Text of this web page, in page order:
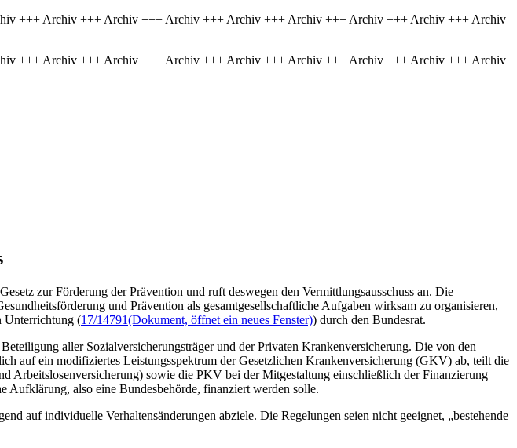
+++ Archiv +++ Archiv +++ Archiv +++ Archiv +++ Archiv +++ Archiv +++ Archiv +++ Archiv
+++ Archiv +++ Archiv +++ Archiv +++ Archiv +++ Archiv +++ Archiv +++ Archiv +++ Archiv
zur Förderung der Prävention und ruft deswegen den Vermittlungsausschuss an. Die
und Prävention als gesamtgesellschaftliche Aufgaben wirksam zu organisieren,
Unterrichtung (17/14791(Dokument, öffnet ein neues Fenster)) durch den Bundesrat.
aller Sozialversicherungsträger und der Privaten Krankenversicherung. Die von den
auf ein modifiziertes Leistungsspektrum der Gesetzlichen Krankenversicherung (GKV) ab, teilt die
Arbeitslosenversicherung) sowie die PKV bei der Mitgestaltung einschließlich der Finanzierung
Aufklärung, also eine Bundesbehörde, finanziert werden solle.
auf individuelle Verhaltensänderungen abziele. Die Regelungen seien nicht geeignet, „bestehende